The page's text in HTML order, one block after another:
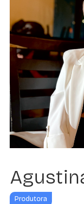
Produtora